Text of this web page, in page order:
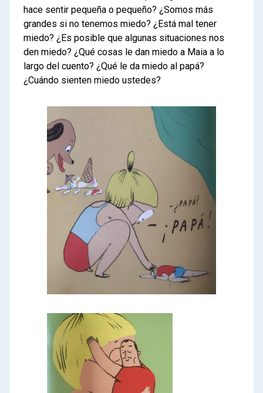
hace sentir pequeña o pequeño? ¿Somos más
grandes si no tenemos miedo? ¿Está mal tener
miedo? ¿Es posible que algunas situaciones nos
den miedo? ¿Qué cosas le dan miedo a Maia a lo
largo del cuento? ¿Qué le da miedo al papá?
¿Cuándo sienten miedo ustedes?